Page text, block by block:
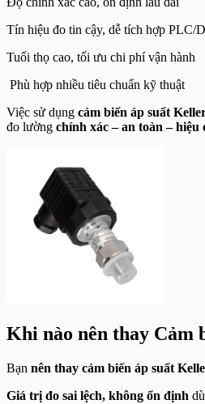
Tín hiệu đo tin cậy, dễ tích hợp PLC/
Tuổi thọ cao, tối ưu chi phí vận hành
Phù hợp nhiều tiêu chuẩn kỹ thuật
Việc sử dụng cảm biến áp suất
đo lường chính xác – an toàn – hiệu
Khi nào nên thay Cảm
Bạn nên thay cảm biến áp suất
Giá trị đo sai lệch, không ổn định